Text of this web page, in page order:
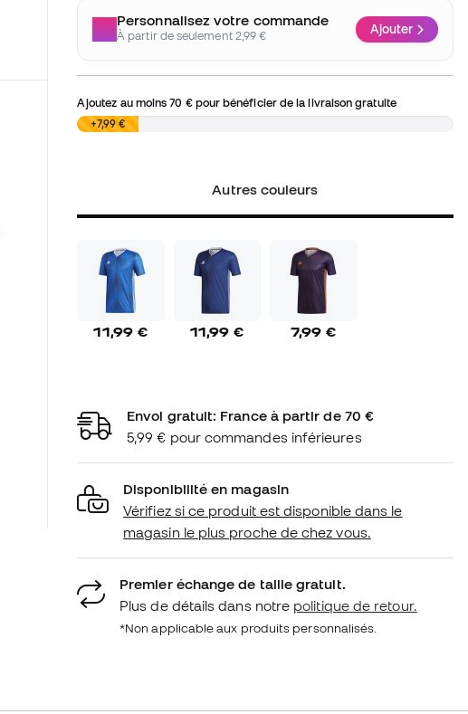
Personnalisez votre commande
À partir de seulement 2,99 € Ajouter
Ajoutez au moins70 €pour bénéficier de la livraison gratuite
0,00 €
+7,99 €
Autres couleurs
11,99 € 11,99 € 7,99 €
Envoi gratuit: France à partir de 70 €
5,99 € pour commandes inférieures
Disponibilité en magasin
Vérifiez si ce produit est disponible dans le
magasin le plus proche de chez vous.
Premier échange de taille gratuit.
Plus de détails dans notre politique de retour.
*Non applicable aux produits personnalisés.